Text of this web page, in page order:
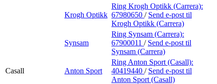
Krogh Optikk
Ring Krogh Optikk (Carrera):
67980650 / Send e-post til
Krogh Optikk (Carrera)
Synsam
Ring Synsam (Carrera):
67900011 / Send e-post til
Synsam (Carrera)
Casall Anton Sport
Ring Anton Sport (Casall):
40419440 / Send e-post til
Anton Sport (Casall)